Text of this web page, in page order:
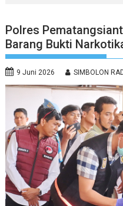
Polres
Barang Bukti
9 Juni 2026 SIMBOLON